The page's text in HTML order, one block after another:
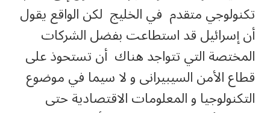
تكنولوجي متقدم في الخليج لكن الواقع يقول
أن إسرائيل قد استطاعت بفضل الشركات
المختصة التي تتواجد هناك أن تستحوذ على
قطاع الأمن السيبيرانى و لا سيما في موضوع
التكنولوجيا و المعلومات الاقتصادية حتى